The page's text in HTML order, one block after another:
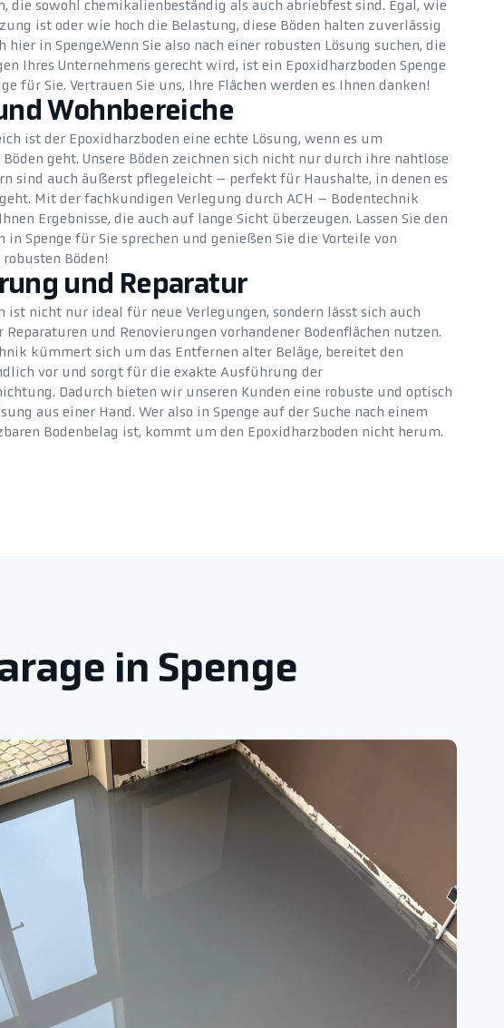
die sowohl chemikalienbeständig als auch abriebfest sind. Egal, wie
ist oder wie hoch die Belastung, diese Böden halten zuverlässig
hier in Spenge.Wenn Sie also nach einer robusten Lösung suchen, die
Ihres Unternehmens gerecht wird, ist ein Epoxidharzboden Spenge
für Sie. Vertrauen Sie uns, Ihre Flächen werden es Ihnen danken!
Wohnbereiche
ist der Epoxidharzboden eine echte Lösung, wenn es um
geht. Unsere Böden zeichnen sich nicht nur durch ihre nahtlose
sind auch äußerst pflegeleicht – perfekt für Haushalte, in denen es
Mit der fachkundigen Verlegung durch ACH – Bodentechnik
Ergebnisse, die auch auf lange Sicht überzeugen. Lassen Sie den
in Spenge für Sie sprechen und genießen Sie die Vorteile von
Böden!
und Reparatur
ist nicht nur ideal für neue Verlegungen, sondern lässt sich auch
Reparaturen und Renovierungen vorhandener Bodenflächen nutzen.
kümmert sich um das Entfernen alter Beläge, bereitet den
vor und sorgt für die exakte Ausführung der
Dadurch bieten wir unseren Kunden eine robuste und optisch
aus einer Hand. Wer also in Spenge auf der Suche nach einem
Bodenbelag ist, kommt um den Epoxidharzboden nicht herum.
in Spenge